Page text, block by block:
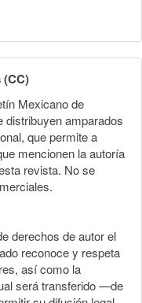
(CC)
Mexicano de
distribuyen amparados
que permite a
mencionen la autoría
revista. No se
derechos de autor el
reconoce y respeta
así como la
será transferido —de